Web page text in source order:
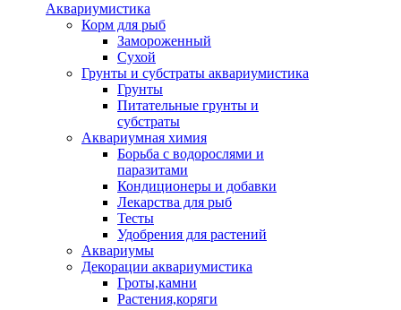
Аквариумистика
Корм для рыб
Замороженный
Сухой
Грунты и субстраты аквариумистика
Грунты
Питательные грунты и
субстраты
Аквариумная химия
Борьба с водорослями и
паразитами
Кондиционеры и добавки
Лекарства для рыб
Тесты
Удобрения для растений
Аквариумы
Декорации аквариумистика
Гроты,камни
Растения,коряги